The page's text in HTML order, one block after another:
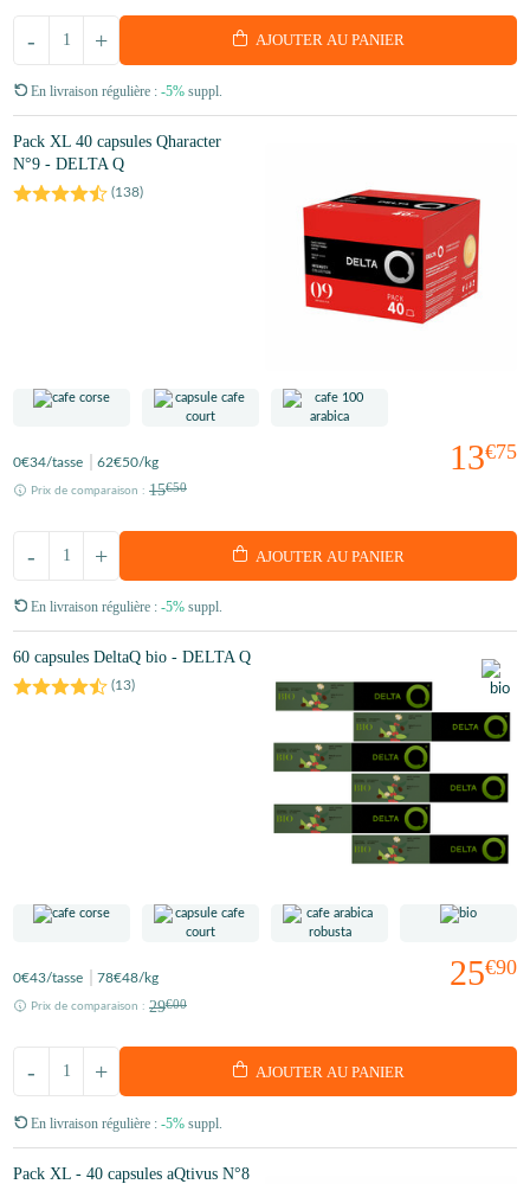
+
- AJOUTER AU PANIER
En livraison régulière : -5% suppl.
Pack XL 40 capsules Qharacter
N°9 - DELTA Q
(138)
13€75
0€34/tasse 62€50/kg
Prix de comparaison : 15€50
+
- AJOUTER AU PANIER
En livraison régulière : -5% suppl.
60 capsules DeltaQ bio - DELTA Q
(13)
25€90
0€43/tasse 78€48/kg
Prix de comparaison : 29€00
+
- AJOUTER AU PANIER
En livraison régulière : -5% suppl.
Pack XL - 40 capsules aQtivus N°8